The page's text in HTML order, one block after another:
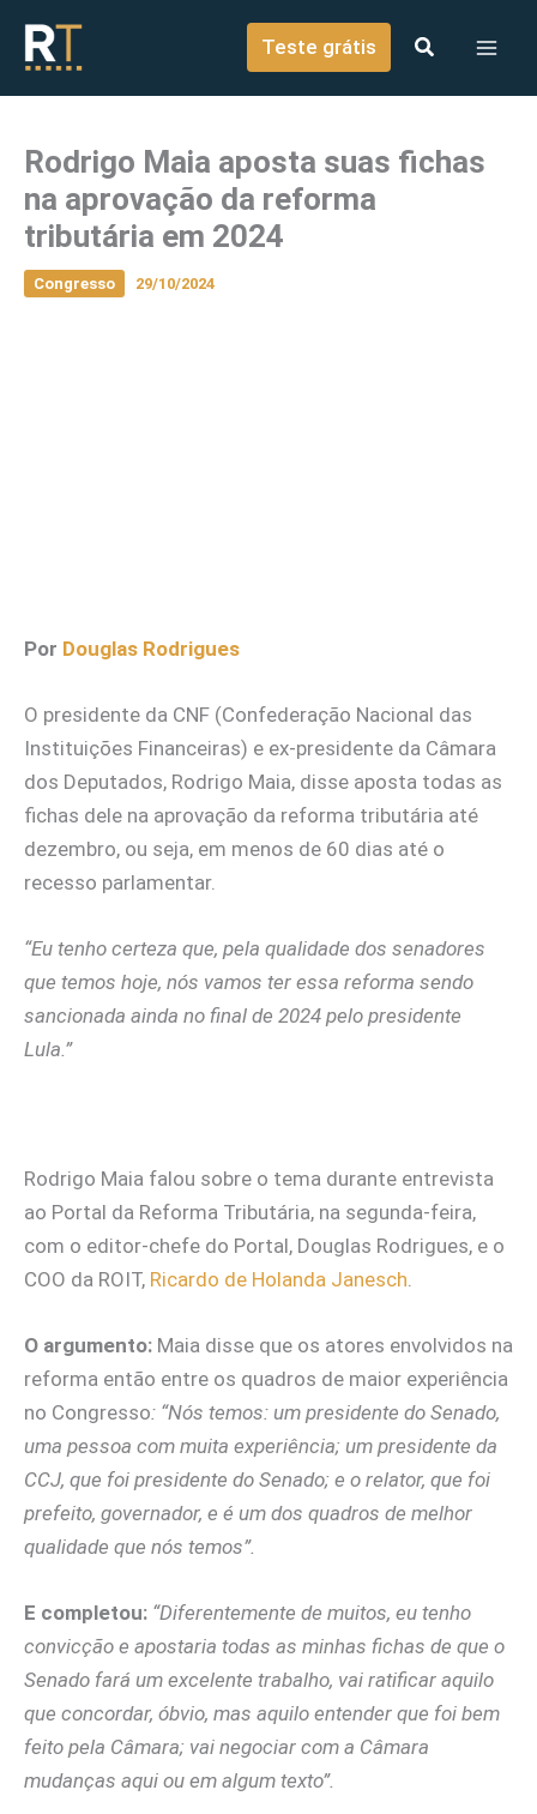
conteúdo
Teste grátis
Rodrigo Maia aposta suas fichas
na aprovação da reforma
tributária em 2024
Congresso 29/10/2024
Por Douglas Rodrigues
O presidente da CNF (Confederação Nacional das
Instituições Financeiras) e ex-presidente da Câmara
dos Deputados, Rodrigo Maia, disse aposta todas as
fichas dele na aprovação da reforma tributária até
dezembro, ou seja, em menos de 60 dias até o
recesso parlamentar.
“Eu tenho certeza que, pela qualidade dos senadores
que temos hoje, nós vamos ter essa reforma sendo
sancionada ainda no final de 2024 pelo presidente
Lula.”
Rodrigo Maia falou sobre o tema durante entrevista
ao Portal da Reforma Tributária, na segunda-feira,
com o editor-chefe do Portal, Douglas Rodrigues, e o
COO da ROIT, Ricardo de Holanda Janesch
O argumento: Maia disse que os atores envolvidos na
reforma então entre os quadros de maior experiência
no Congresso: “Nós temos: um presidente do Senado,
uma pessoa com muita experiência; um presidente da
CCJ, que foi presidente do Senado; e o relator, que foi
prefeito, governador, e é um dos quadros de melhor
qualidade que nós temos”.
E completou: “Diferentemente de muitos, eu tenho
convicção e apostaria todas as minhas fichas de que o
Senado fará um excelente trabalho, vai ratificar aquilo
que concordar, óbvio, mas aquilo entender que foi bem
feito pela Câmara; vai negociar com a Câmara
mudanças aqui ou em algum texto”.